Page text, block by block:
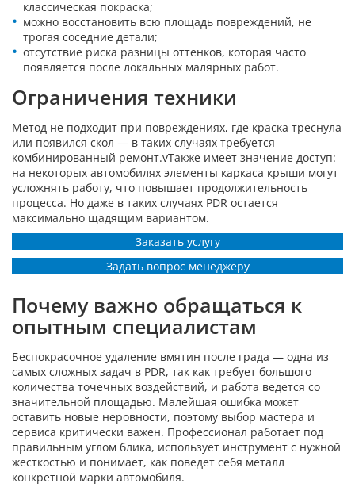
классическая покраска;
можно восстановить всю площадь повреждений, не
трогая соседние детали;
отсутствие риска разницы оттенков, которая часто
появляется после локальных малярных работ.
Ограничения техники
Метод не подходит при повреждениях, где краска треснула
или появился скол — в таких случаях требуется
комбинированный ремонт.vТакже имеет значение доступ:
на некоторых автомобилях элементы каркаса крыши могут
усложнять работу, что повышает продолжительность
процесса. Но даже в таких случаях PDR остается
максимально щадящим вариантом.
Заказать услугу
Задать вопрос менеджеру
Почему важно обращаться к
опытным специалистам
Беспокрасочное удаление вмятин после града — одна из
самых сложных задач в PDR, так как требует большого
количества точечных воздействий, и работа ведется со
значительной площадью. Малейшая ошибка может
оставить новые неровности, поэтому выбор мастера и
сервиса критически важен. Профессионал работает под
правильным углом блика, использует инструмент с нужной
жесткостью и понимает, как поведет себя металл
конкретной марки автомобиля.